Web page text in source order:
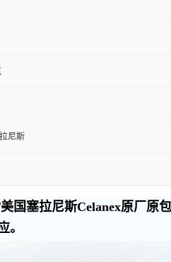
尼斯
国塞拉尼斯Celanex原厂
。